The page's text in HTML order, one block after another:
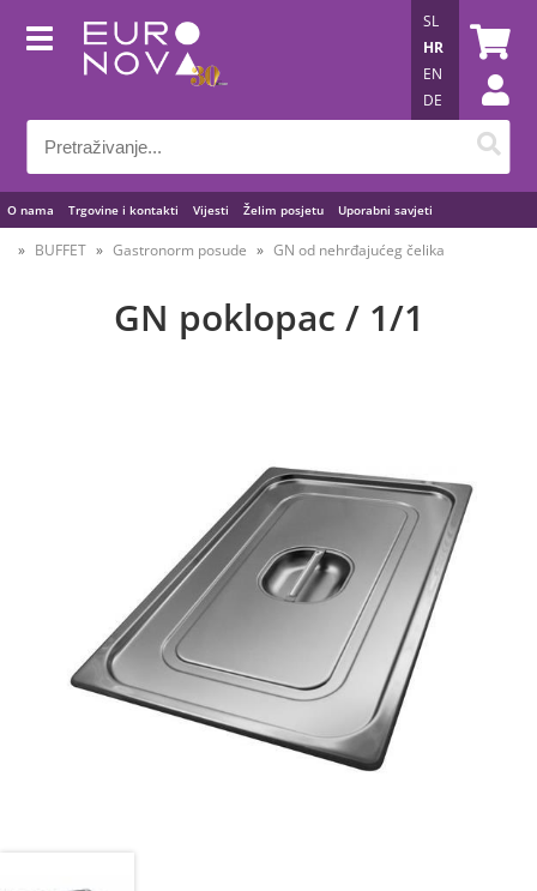
O nama Trgovine i kontakti Vijesti Želim posjetu Uporabni savjeti
SL
HR
EN
DE
BUFFET Gastronorm posude GN od nehrđajućeg čelika
GN poklopac / 1/1